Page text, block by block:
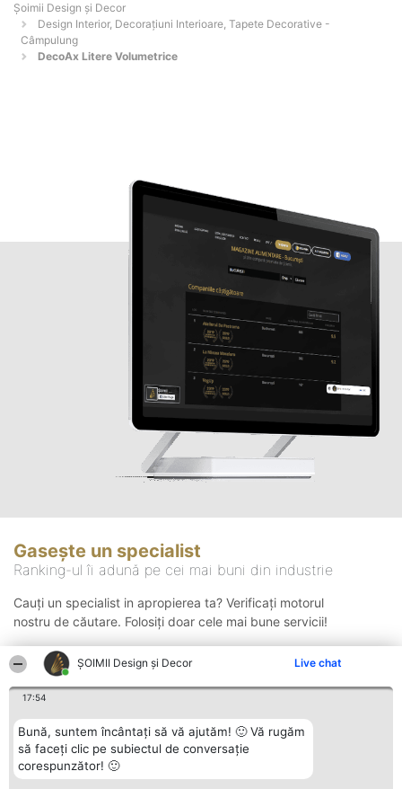
ȘOIMII Design și Decor Live chat
17:54
Bună, suntem încântați să vă ajutăm! 🙂 Vă rugăm
să faceți clic pe subiectul de conversație
corespunzător! 🙂
Șoimii Design și Decor
Design Interior, Decorațiuni Interioare, Tapete Decorative -
Câmpulung
DecoAx Litere Volumetrice
Gasește un specialist
Ranking-ul îi adună pe cei mai buni din industrie
Cauți un specialist in apropierea ta? Verificați motorul
nostru de căutare. Folosiți doar cele mai bune servicii!